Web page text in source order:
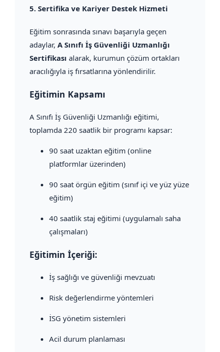
5. Sertifika ve Kariyer Destek Hizmeti
Eğitim sonrasında sınavı başarıyla geçen
adaylar, A Sınıfı İş Güvenliği Uzmanlığı
Sertifikası alarak, kurumun çözüm ortakları
aracılığıyla iş fırsatlarına yönlendirilir.
Eğitimin Kapsamı
A Sınıfı İş Güvenliği Uzmanlığı eğitimi,
toplamda 220 saatlik bir programı kapsar:
90 saat uzaktan eğitim (online
platformlar üzerinden)
90 saat örgün eğitim (sınıf içi ve yüz yüze
eğitim)
40 saatlik staj eğitimi (uygulamalı saha
çalışmaları)
Eğitimin İçeriği:
İş sağlığı ve güvenliği mevzuatı
Risk değerlendirme yöntemleri
İSG yönetim sistemleri
Acil durum planlaması